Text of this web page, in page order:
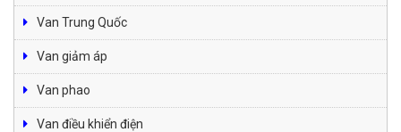
Van Trung Quốc
Van giảm áp
Van phao
Van điều khiển điện